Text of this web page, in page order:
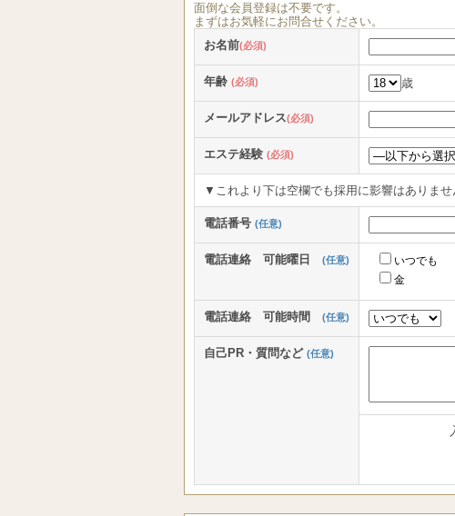
面倒な会員登録は不要です。
まずはお気軽にお問合せください。
お名前(必須)
年齢 (必須) 歳
メールアドレス(必須)
エステ経験 (必須)
▼これより下は空欄でも採用に影響はありませ
電話番号 (任意)
電話連絡 可能曜日 (任意) いつでも
金
電話連絡 可能時間 (任意)
自己PR・質問など (任意)